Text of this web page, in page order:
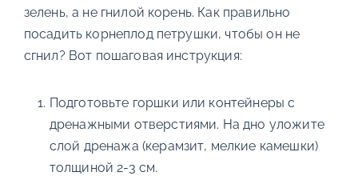
зелень, а не гнилой корень. Как правильно
посадить корнеплод петрушки, чтобы он не
сгнил? Вот пошаговая инструкция:
Подготовьте горшки или контейнеры с
дренажными отверстиями. На дно уложите
слой дренажа (керамзит, мелкие камешки)
толщиной 2-3 см.